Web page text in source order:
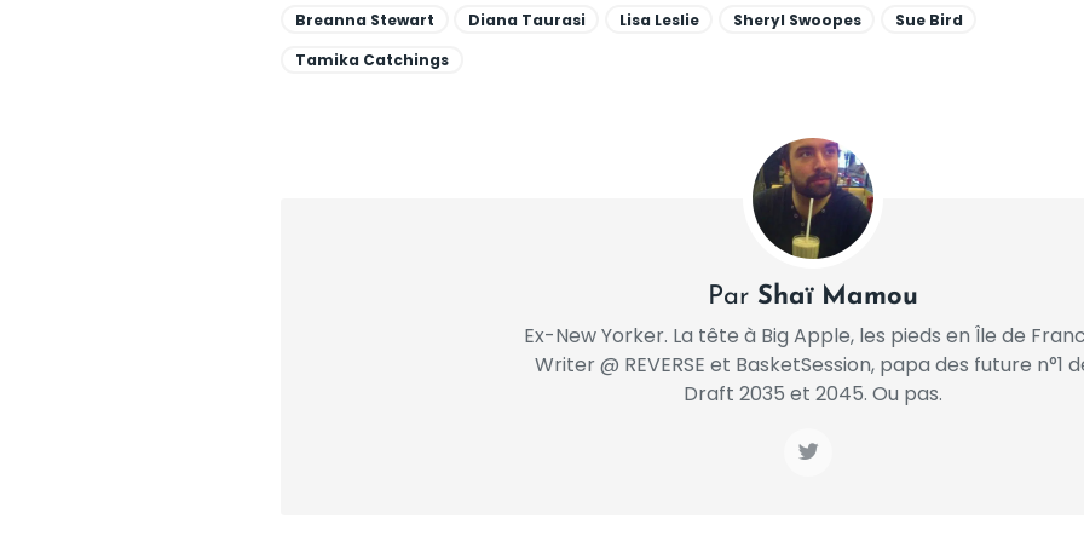
Breanna Stewart Diana Taurasi Lisa Leslie Sheryl Swoopes
Sue Bird
Tamika Catchings
Par Shaï Mamou
Ex-New Yorker. La tête à Big Apple, les pieds en Île de
Writer @ REVERSE et BasketSession, papa des future n°1
Draft 2035 et 2045. Ou pas.